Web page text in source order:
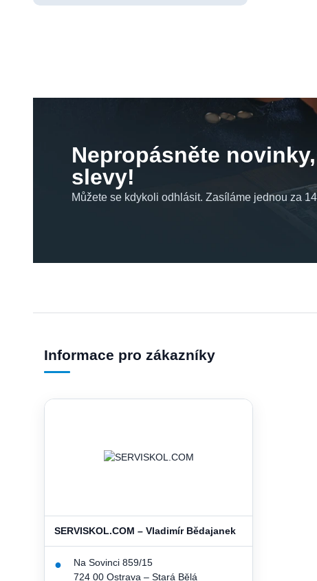
Nepropásněte
slevy!
Můžete se kdykoli odhlásit. Zasíláme jednou za
Informace pro zákazníky
SERVISKOL.COM – Vladimír Bědajanek
●
Na Sovinci 859/15
724 00 Ostrava – Stará Bělá